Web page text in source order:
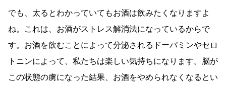
でも、太るとわかっていてもお酒は飲みたくなりますよ
ね。これは、お酒がストレス解消法になっているからで
す。お酒を飲むことによって分泌されるドーパミンやセロ
トニンによって、私たちは楽しい気持ちになります。脳が
この状態の虜になった結果、お酒をやめられなくなるとい